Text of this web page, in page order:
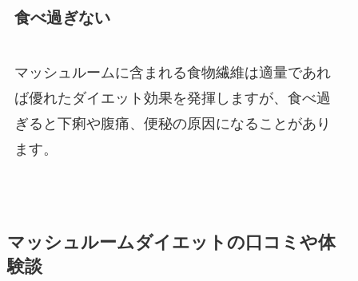
食べ過ぎない
マッシュルームに含まれる食物繊維は適量であれ
ば優れたダイエット効果を発揮しますが、食べ過
ぎると下痢や腹痛、便秘の原因になることがあり
ます。
マッシュルームダイエットの口コミや体
験談